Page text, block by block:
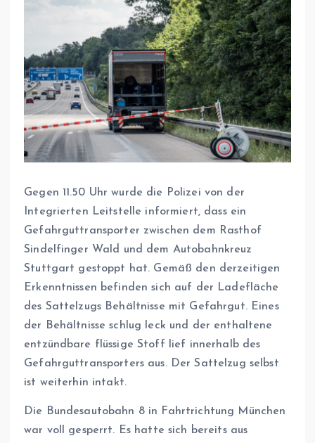
Gegen 11.50 Uhr wurde die Polizei von der
Integrierten Leitstelle informiert, dass ein
Gefahrguttransporter zwischen dem Rasthof
Sindelfinger Wald und dem Autobahnkreuz
Stuttgart gestoppt hat. Gemäß den derzeitigen
Erkenntnissen befinden sich auf der Ladefläche
des Sattelzugs Behältnisse mit Gefahrgut. Eines
der Behältnisse schlug leck und der enthaltene
entzündbare flüssige Stoff lief innerhalb des
Gefahrguttransporters aus. Der Sattelzug selbst
ist weiterhin intakt.
Die Bundesautobahn 8 in Fahrtrichtung München
war voll gesperrt. Es hatte sich bereits aus